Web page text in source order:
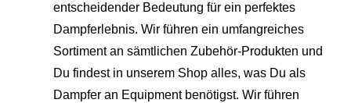
entscheidender Bedeutung für ein perfektes
Dampferlebnis. Wir führen ein umfangreiches
Sortiment an sämtlichen Zubehör-Produkten und
Du findest in unserem Shop alles, was Du als
Dampfer an Equipment benötigst. Wir führen